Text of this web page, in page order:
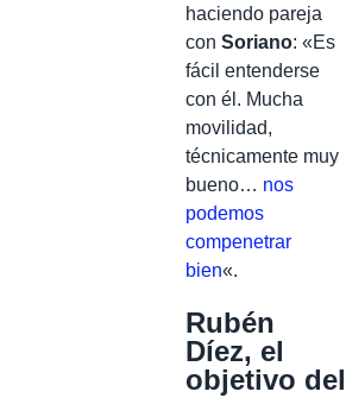
haciendo pareja
con Soriano: «Es
fácil entenderse
con él. Mucha
movilidad,
técnicamente muy
bueno… nos
podemos
compenetrar
bien«.
Rubén
Díez, el
objetivo del